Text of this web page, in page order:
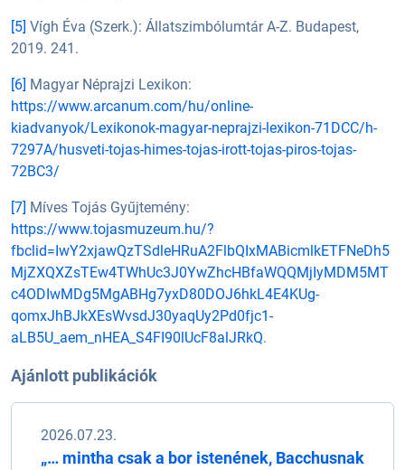
[5] Vígh Éva (Szerk.): Állatszimbólumtár A-Z. Budapest,
2019. 241.
[6] Magyar Néprajzi Lexikon:
https://www.arcanum.com/hu/online-
kiadvanyok/Lexikonok-magyar-neprajzi-lexikon-71DCC/h-
7297A/husveti-tojas-himes-tojas-irott-tojas-piros-tojas-
72BC3/
[7] Míves Tojás Gyűjtemény:
https://www.tojasmuzeum.hu/?
fbclid=IwY2xjawQzTSdleHRuA2FlbQIxMABicmlkETFNeDh5
MjZXQXZsTEw4TWhUc3J0YwZhcHBfaWQQMjIyMDM5MT
c4ODIwMDg5MgABHg7yxD80DOJ6hkL4E4KUg-
qomxJhBJkXEsWvsdJ30yaqUy2Pd0fjc1-
aLB5U_aem_nHEA_S4FI90lUcF8alJRkQ.
Ajánlott publikációk
2026.07.23.
„… mintha csak a bor istenének, Bacchusnak